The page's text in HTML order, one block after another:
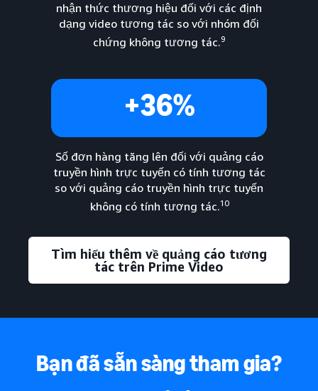
nhận thức thương hiệu đối với các định
dạng video tương tác so với nhóm đối
chứng không tương tác.9
+36%
Số đơn hàng tăng lên đối với quảng cáo
truyền hình trực tuyến có tính tương tác
so với quảng cáo truyền hình trực tuyến
không có tính tương tác.10
Tìm hiểu thêm về quảng cáo tương
tác trên Prime Video
Bạn đã sẵn sàng tham gia?